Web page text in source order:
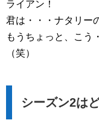
ライアン！
君は・・・ナタリー
もうちょっと、こう
（笑）
シーズン2は